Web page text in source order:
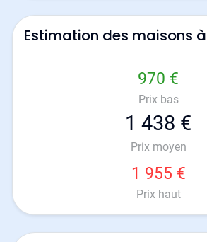
Estimation des maisons
970 €
Prix bas
1 438 €
Prix moyen
1 955 €
Prix haut